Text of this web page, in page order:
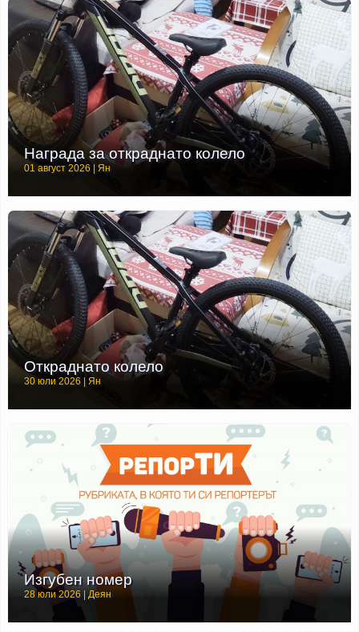
Награда за откраднато колело
01 август 2026 | Ян
Откраднато колело
30 юли 2026 | Ян
Изгубен номер
28 юли 2026 | Деян